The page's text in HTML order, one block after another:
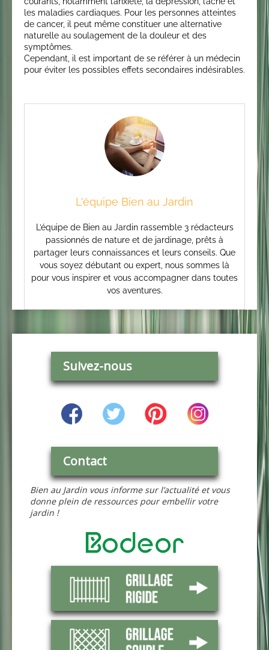
les maladies cardiaques. Pour les personnes atteintes
de cancer, il peut même constituer une alternative
naturelle au soulagement de la douleur et des
symptômes.
Cependant, il est important de se référer à un médecin
pour éviter les possibles effets secondaires indésirables.
L'équipe Bien au Jardin
L’équipe de Bien au Jardin rassemble 3 rédacteurs
passionnés de nature et de jardinage, prêts à
partager leurs connaissances et leurs conseils. Que
vous soyez débutant ou expert, nous sommes là
pour vous inspirer et vous accompagner dans toutes
vos aventures.
Suivez-nous
Contact
Bien au Jardin vous informe sur l’actualité et vous
donne plein de ressources pour embellir votre
jardin !